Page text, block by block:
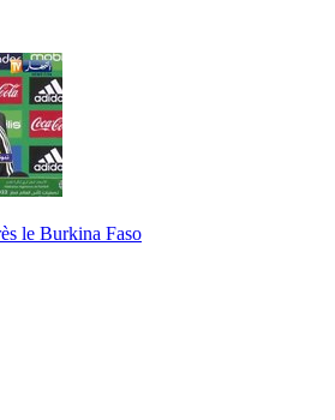
le Burkina Faso